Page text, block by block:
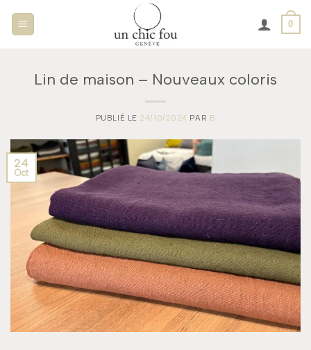
0
Lin de maison – Nouveaux coloris
PUBLIÉ LE 24/10/2024 PAR B
24
Oct